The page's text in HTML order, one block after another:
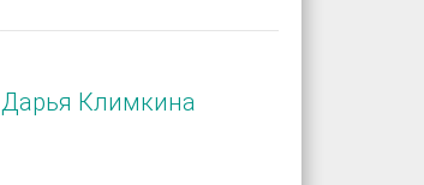
Дарья Климкина